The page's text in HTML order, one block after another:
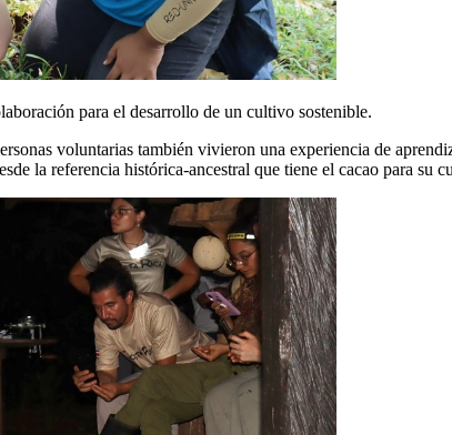
para el desarrollo de un cultivo sostenible.
voluntarias también vivieron una experiencia de
la referencia histórica-ancestral que tiene el cacao para su